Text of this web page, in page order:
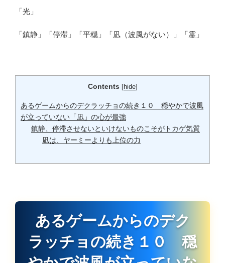
「光」
「鎮静」「停滞」「平穏」「凪（波風がない）」「霊」
Contents [hide]
あるゲームからのデクラッチョの続き１０ 穏やかで波風
が立っていない「凪」の心が最強
鎮静、停滞させないといけないものこそがトカゲ気質
凪は、ヤーミーよりも上位の力
あるゲームからのデク
ラッチョの続き１０ 穏